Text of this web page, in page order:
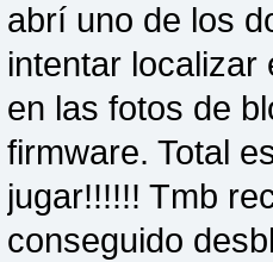
abrí uno de los
intentar localizar
en las fotos de
firmware. Total
jugar!!!!!! Tmb
conseguido